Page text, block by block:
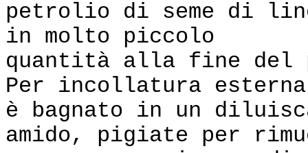
petrolio di seme di
in molto piccolo
quantità alla fine del
Per incollatura
è bagnato in un
amido, pigiate per